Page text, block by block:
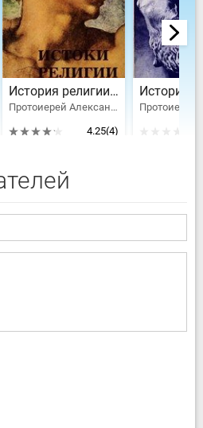
История религии. Том 1
Протоиерей Александр Мень
4.25(4)